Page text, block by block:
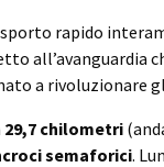
rapido
all’avanguardia
a rivoluzionare
29,7 chilometri
semaforici.